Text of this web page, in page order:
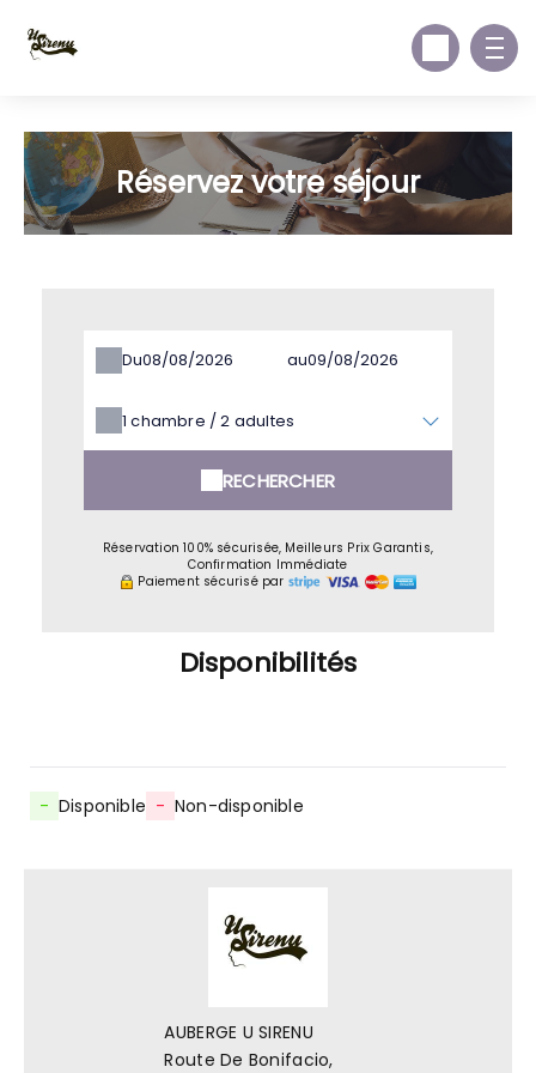
Réservez votre séjour
Du au
1chambre /2 adultes
RECHERCHER
Réservation 100% sécurisée, Meilleurs Prix Garantis,
Confirmation Immédiate
Paiement sécurisé par
Disponibilités
- Disponible - Non-disponible
AUBERGE U SIRENU
Route De Bonifacio,